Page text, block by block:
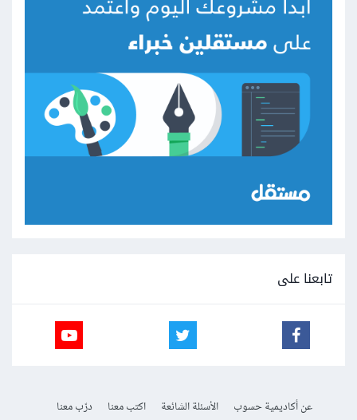
تابعنا على
عن أكاديمية حسوب الأسئلة الشائعة اكتب معنا
درّب معنا